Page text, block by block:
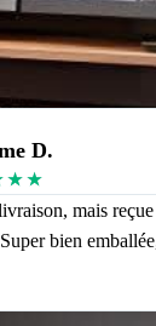
D.
★★
mais
bien